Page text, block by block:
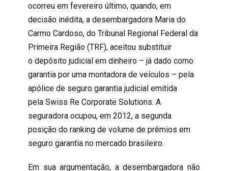
ocorreu em fevereiro último, quando, em
decisão inédita, a desembargadora Maria do
Carmo Cardoso, do Tribunal Regional Federal da
Primeira Região (TRF), aceitou substituir
o depósito judicial em dinheiro – já dado como
garantia por uma montadora de veículos – pela
apólice de seguro garantia judicial emitida
pela Swiss Re Corporate Solutions. A
seguradora ocupou, em 2012, a segunda
posição do ranking de volume de prêmios em
seguro garantia no mercado brasileiro.
Em sua argumentação, a desembargadora não